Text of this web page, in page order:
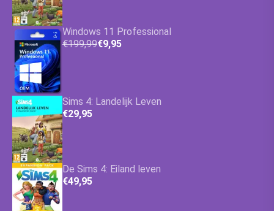
Windows 11 Professional
€199,99€9,95
Sims 4: Landelijk Leven
€29,95
De Sims 4: Eiland leven
€49,95